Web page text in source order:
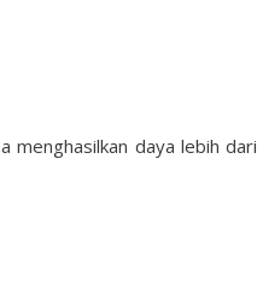
menghasilkan daya lebih dari